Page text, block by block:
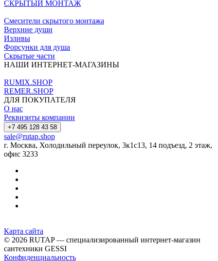
СКРЫТЫЙ МОНТАЖ
Смесители скрытого монтажа
Верхние души
Изливы
Форсунки для душа
Скрытые части
НАШИ ИНТЕРНЕТ-МАГАЗИНЫ
RUMIX.SHOP
REMER.SHOP
ДЛЯ ПОКУПАТЕЛЯ
О нас
Реквизиты компании
+7 495 128 43 58
sale@rutap.shop
г. Москва, Холодильный переулок, 3к1с13, 14 подъезд, 2 этаж,
офис 3233
Карта сайта
© 2026 RUTAP — специализированный интернет-магазин
сантехники GESSI
Конфиденциальность